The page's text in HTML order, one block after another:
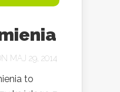
MAJ 29, 2014
to